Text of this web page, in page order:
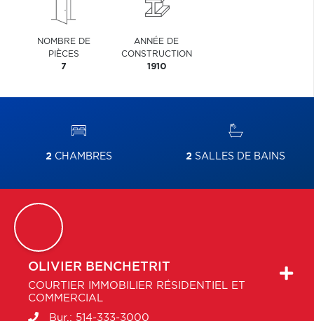
NOMBRE DE
PIÈCES
7
ANNÉE DE
CONSTRUCTION
1910
2CHAMBRES 2 SALLES DE BAINS
OLIVIER BENCHETRIT
COURTIER IMMOBILIER RÉSIDENTIEL ET
COMMERCIAL
Bur.: 514-333-3000